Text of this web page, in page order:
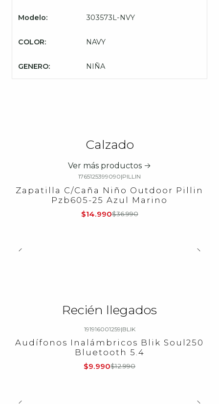
Modelo: 303573L-NVY
COLOR: NAVY
GENERO: NIÑA
Calzado
Ver más productos
OFF
1765125399090|PILLIN
Zapatilla C/Caña Niño Outdoor Pillin
Pzb605-25 Azul Marino
$14.990$36.990
Recién llegados
-23%OFF
191916001259|BLIK
Audífonos Inalámbricos Blik Soul250
Bluetooth 5.4
$9.990$12.990